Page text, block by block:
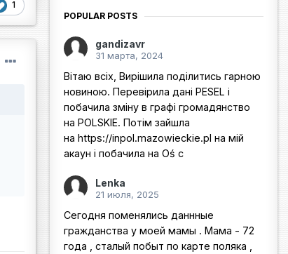
1
POPULAR POSTS
gandizavr
31 марта, 2024
Вітаю всіх, Вирішила поділитись гарною
новиною. Перевірила дані PESEL і
побачила зміну в графі громадянство
на POLSKIE. Потім зайшла
на https://inpol.mazowieckie.pl на мій
акаун і побачила на Oś c
Lenka
21 июля, 2025
Сегодня поменялись даннные
гражданства у моей мамы . Мама - 72
года , сталый побыт по карте поляка ,